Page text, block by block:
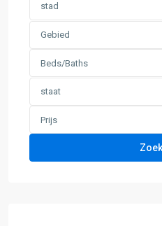
stad
Gebied
Beds/Baths
staat
Prijs